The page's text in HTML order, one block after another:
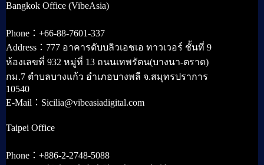
Bangkok Office (VibeAsia)
Phone：+66-88-7601-337
Address：777 อาคารดับบลิวเอชเอ ทาวเวอร์ ชั้นที่ 9
ห้องเลขที่ 932 หมู่ที่ 13 ถนนเทพรัตน(บางนา-ตราด)
กม.7 ตำบลบางแก้ว อำเภอบางพลี จ.สมุทรปราการ
10540
E-Mail：Sicilia@vibeasiadigital.com
Taipei Office
Phone：+886-2-2748-5088